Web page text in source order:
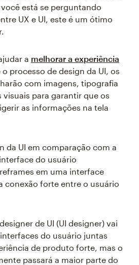
está se perguntando
UX e UI, este é um ótimo
a melhorar a experiência
o processo de design da UI, os
com imagens, tipografia
para garantir que os
as informações na tela
da UI em comparação com a
do usuário
em uma interface
conexão forte entre o usuário
de UI (UI designer) vai
do usuário juntas
de produto forte, mas o
passará a maior parte do